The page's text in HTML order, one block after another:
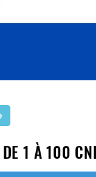
DE 1 À 100